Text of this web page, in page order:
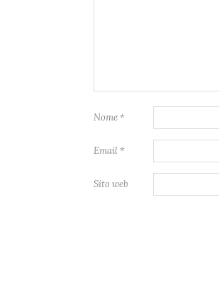
Nome *
Email *
Sito web